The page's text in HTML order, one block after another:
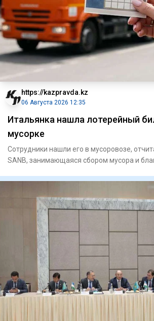
https://kazpravda.kz
06 Августа 2026 12:35
Итальянка нашла лотерейный
мусорке
Сотрудники нашли его в мусоровозе,
SANB, занимающаяся сбором мусора и